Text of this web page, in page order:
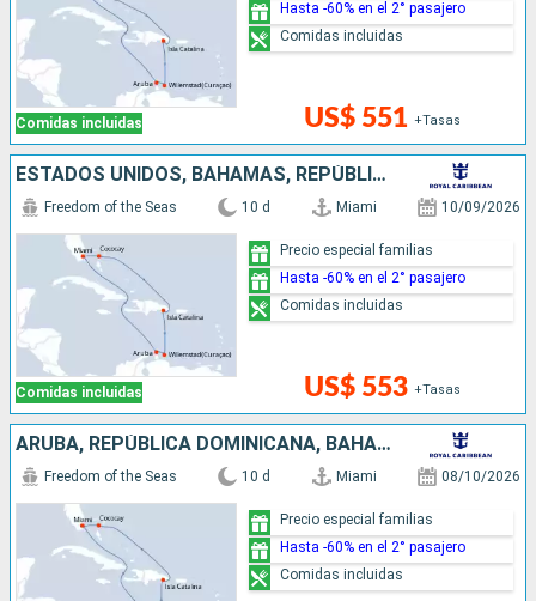
Comidas incluidas US$ 551 +Tasas
Hasta -60% en el 2° pasajero
Comidas incluidas
ESTADOS UNIDOS, BAHAMAS, REPÚBLICA DOMINICANA, ARUBA
Comidas incluidas
Freedom of the Seas 10 d Miami 10/09/2026
US$ 553 +Tasas
Precio especial familias
Hasta -60% en el 2° pasajero
Comidas incluidas
ARUBA, REPÚBLICA DOMINICANA, BAHAMAS, ESTADOS UNIDOS
Freedom of the Seas 10 d Miami 08/10/2026
Precio especial familias
Hasta -60% en el 2° pasajero
Comidas incluidas